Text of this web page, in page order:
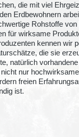
die mit viel
Erdbewohnern
Rohstoffe
für wirksame
kennen wir
die sie
natürlich
nicht nur
freien
ist.